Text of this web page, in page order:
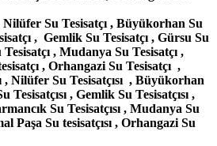
Nilüfer Su Tesisatçı , Büyükorhan Su
, Gemlik Su Tesisatçı , Gürsu Su
, Mudanya Su Tesisatçı ,
, Orhangazi Su Tesisatçı ,
, Nilüfer Su Tesisatçısı , Büyükorhan
Tesisatçısı , Gemlik Su Tesisatçısı ,
Su Tesisatçısı , Mudanya Su
Paşa Su tesisatçısı , Orhangazi Su